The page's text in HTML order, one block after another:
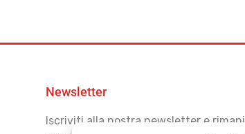
Newsletter
Iscriviti alla nostra newsletter e rimani